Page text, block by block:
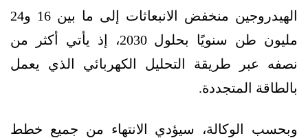
الهيدروجين منخفض الانبعاثات إلى ما بين 16 و24
مليون طن سنويًا بحلول 2030، إذ يأتي أكثر من
نصفه عبر طريقة التحليل الكهربائي الذي يعمل
بالطاقة المتجددة.
وبحسب الوكالة، سيؤدي الانتهاء من جميع خطط